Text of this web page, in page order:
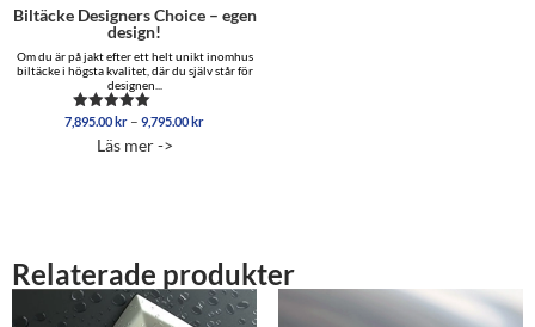
Biltäcke Designers Choice – egen
design!
Om du är på jakt efter ett helt unikt inomhus
biltäcke i högsta kvalitet, där du själv står för
designen...
Betygsatt
av 5
7,895.00kr – 9,795.00krPrisintervall:
Läs mer ->
Relaterade produkter